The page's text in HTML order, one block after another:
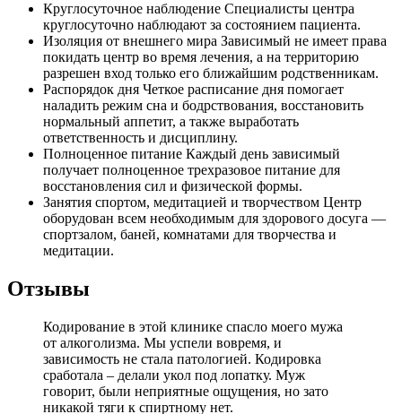
Круглосуточное наблюдение Специалисты центра
круглосуточно наблюдают за состоянием пациента.
Изоляция от внешнего мира Зависимый не имеет права
покидать центр во время лечения, а на территорию
разрешен вход только его ближайшим родственникам.
Распорядок дня Четкое расписание дня помогает
наладить режим сна и бодрствования, восстановить
нормальный аппетит, а также выработать
ответственность и дисциплину.
Полноценное питание Каждый день зависимый
получает полноценное трехразовое питание для
восстановления сил и физической формы.
Занятия спортом, медитацией и творчеством Центр
оборудован всем необходимым для здорового досуга —
спортзалом, баней, комнатами для творчества и
медитации.
Отзывы
Кодирование в этой клинике спасло моего мужа
от алкоголизма. Мы успели вовремя, и
зависимость не стала патологией. Кодировка
сработала – делали укол под лопатку. Муж
говорит, были неприятные ощущения, но зато
никакой тяги к спиртному нет.